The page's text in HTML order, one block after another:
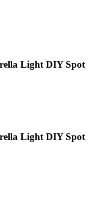
Light DIY Spot
Light DIY Spot